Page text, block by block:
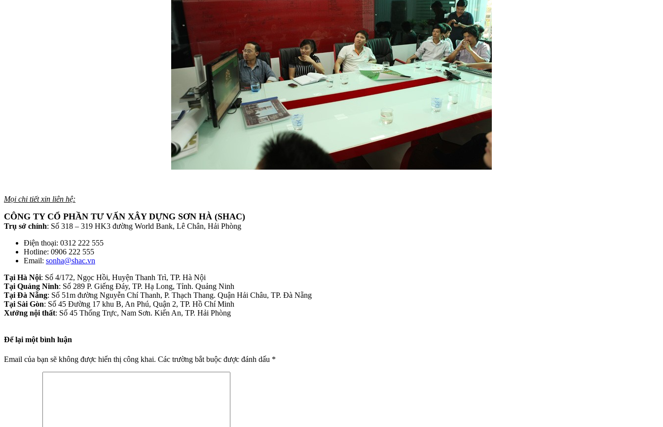
Mọi chi tiết xin liên hệ:
CÔNG TY CỔ PHẦN TƯ VẤN XÂY DỰNG SƠN HÀ (SHAC)
Trụ sở chính: Số 318 – 319 HK3 đường World Bank, Lê Chân, Hải Phòng
Điện thoại: 0312 222 555
Hotline: 0906 222 555
Email: sonha@shac.vn
Tại Hà Nội: Số 4/172, Ngọc Hồi, Huyện Thanh Trì, TP. Hà Nội
Tại Quảng Ninh: Số 289 P. Giếng Đáy, TP. Hạ Long, Tỉnh. Quảng Ninh
Tại Đà Nẵng: Số 51m đường Nguyễn Chí Thanh, P. Thạch Thang. Quận Hải Châu, TP. Đà Nẵng
Tại Sài Gòn: Số 45 Đường 17 khu B, An Phú, Quận 2, TP. Hồ Chí Minh
Xưởng nội thất: Số 45 Thống Trực, Nam Sơn. Kiến An, TP. Hải Phòng
Để lại một bình luận
Email của bạn sẽ không được hiển thị công khai. Các trường bắt buộc được đánh dấu *